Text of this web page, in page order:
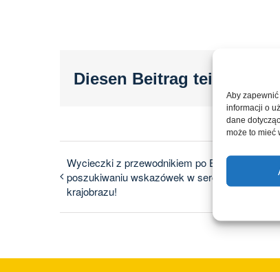
Aby
informacji o
dane
może to mieć
Diesen Beitrag teilen...
Wycieczki z przewodnikiem po Ebrach: W
poszukiwaniu wskazówek w sercu
krajobrazu!